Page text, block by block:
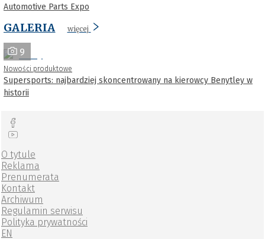
Automotive Parts Expo
GALERIA więcej
9
Nowości produktowe
Supersports: najbardziej skoncentrowany na kierowcy Benytley w
historii
O tytule
Reklama
Prenumerata
Kontakt
Archiwum
Regulamin serwisu
Polityka prywatności
EN